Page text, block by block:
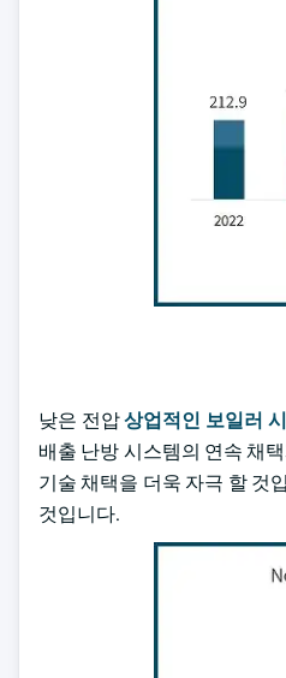
낮은 전압상업적인 보일러
배출 난방 시스템의 연속 채
기술 채택을 더욱 자극 할 것
것입니다.